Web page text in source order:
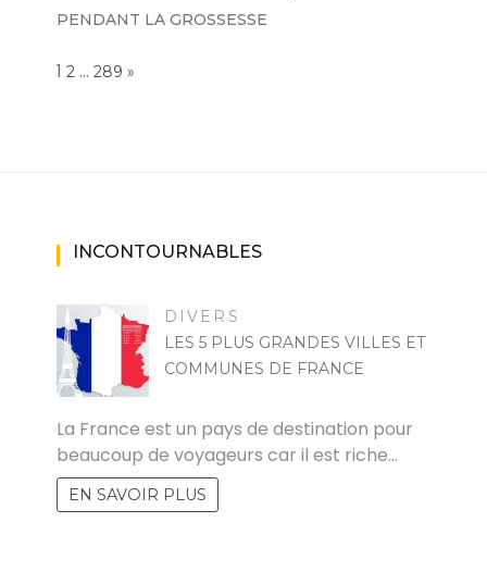
PENDANT LA GROSSESSE
Page:
1 2 … 289 NEXT
»
INCONTOURNABLES
DIVERS
LES 5 PLUS GRANDES VILLES ET
COMMUNES DE FRANCE
La France est un pays de destination pour
beaucoup de voyageurs car il est riche…
EN SAVOIR PLUS